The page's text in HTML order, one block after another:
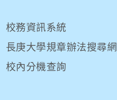
校務資訊系統
長庚大學規章辦法搜尋網
校內分機查詢